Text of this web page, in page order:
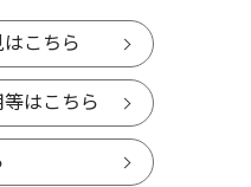
2026.07.31
Ｉ 幻想
山マリー
こちら
はこちら